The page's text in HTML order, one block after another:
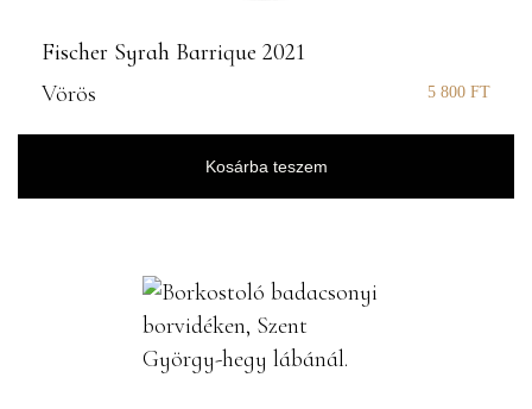
Fischer Syrah Barrique 2021
Vörös
5 800 FT
Kosárba teszem